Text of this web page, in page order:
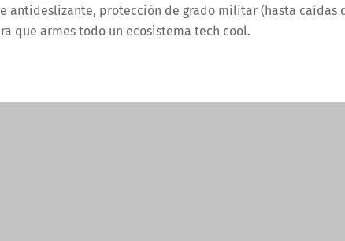
antideslizante, protección de grado militar (hasta caídas
que armes todo un ecosistema tech cool.